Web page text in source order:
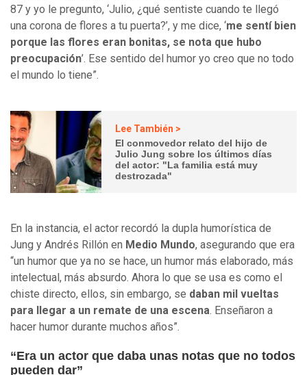
87 y yo le pregunto, ‘Julio, ¿qué sentiste cuando te llegó
una corona de flores a tu puerta?’, y me dice, ‘me sentí bien
porque las flores eran bonitas, se nota que hubo
preocupación’. Ese sentido del humor yo creo que no todo
el mundo lo tiene”.
Lee También >
El conmovedor relato del hijo de
Julio Jung sobre los últimos días
del actor: "La familia está muy
destrozada"
En la instancia, el actor recordó la dupla humorística de
Jung y Andrés Rillón en Medio Mundo, asegurando que era
“un humor que ya no se hace, un humor más elaborado, más
intelectual, más absurdo. Ahora lo que se usa es como el
chiste directo, ellos, sin embargo, se daban mil vueltas
para llegar a un remate de una escena. Enseñaron a
hacer humor durante muchos años”.
“Era un actor que daba unas notas que no todos
pueden dar”